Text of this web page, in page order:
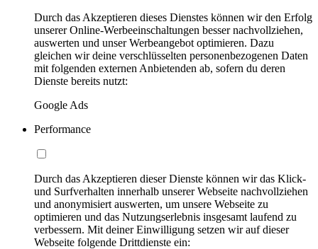
Durch das Akzeptieren dieses Dienstes können wir den Erfolg
unserer Online-Werbeeinschaltungen besser nachvollziehen,
auswerten und unser Werbeangebot optimieren. Dazu
gleichen wir deine verschlüsselten personenbezogenen Daten
mit folgenden externen Anbietenden ab, sofern du deren
Dienste bereits nutzt:
Google Ads
Performance
Durch das Akzeptieren dieser Dienste können wir das Klick-
und Surfverhalten innerhalb unserer Webseite nachvollziehen
und anonymisiert auswerten, um unsere Webseite zu
optimieren und das Nutzungserlebnis insgesamt laufend zu
verbessern. Mit deiner Einwilligung setzen wir auf dieser
Webseite folgende Drittdienste ein: